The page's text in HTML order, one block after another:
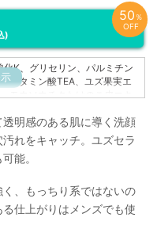
)
50 ％
OFF
K、グリセリン、パルミチン
ルタミン酸TEA、ユズ果実エ
モウソウチクたけのこ皮エキ
ラウロイルグルタミン酸ジ(フ
ール、BG、香料
明感のある肌に導く洗顔
れをキャッチ。ユズセラ
能。
、もっちり系ではないの
仕上がりはメンズでも使